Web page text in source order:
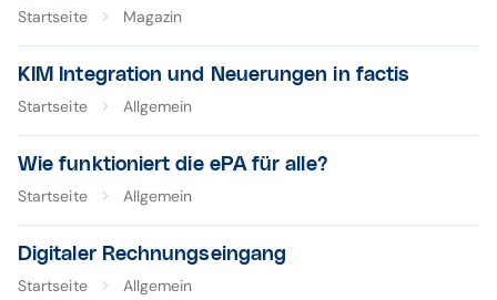
Startseite
Magazin
KIM Integration und Neuerungen in factis
Startseite
Allgemein
Wie funktioniert die ePA für alle?
Startseite
Allgemein
Digitaler Rechnungseingang
Startseite
Allgemein